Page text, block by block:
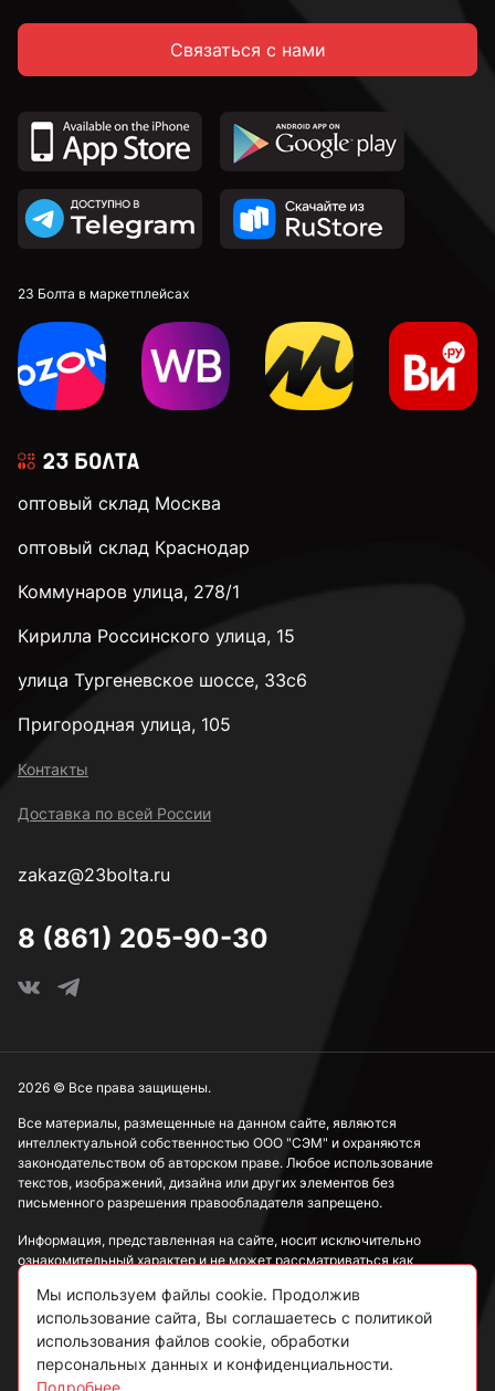
Связаться с нами
23 Болта в маркетплейсах
оптовый склад Москва
оптовый склад Краснодар
Коммунаров улица, 278/1
Кирилла Россинского улица, 15
улица Тургеневское шоссе, 33с6
Пригородная улица, 105
Контакты
Доставка по всей России
zakaz@23bolta.ru
8 (861) 205-90-30
Все материалы, размещенные на данном сайте, являются
интеллектуальной собственностью ООО "СЭМ" и охраняются
законодательством об авторском праве. Любое использование
текстов, изображений, дизайна или других элементов без
письменного разрешения правообладателя запрещено.
Информация, представленная на сайте, носит исключительно
ознакомительный характер и не может рассматриваться как
Политика конфиденциальности
Согласие на обработку данных
2026 © Все права защищены.
Мы используем файлы cookie. Продолжив
использование сайта, Вы соглашаетесь с политикой
использования файлов cookie, обработки
персональных данных и конфиденциальности.
Подробнее